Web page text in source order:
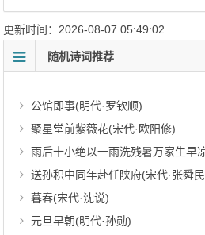
更新时间：2026-08-07 05:49:02
随机诗词推荐
公馆即事(明代·罗钦顺)
聚星堂前紫薇花(宋代·欧阳修)
雨后十小绝以一雨洗残暑万家生早凉为
送孙积中同年赴任陕府(宋代·张舜
暮春(宋代·沈说)
元旦早朝(明代·孙勋)